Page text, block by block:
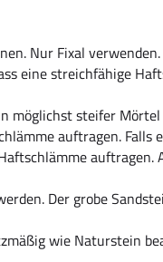
Nur Fixal verwenden.
eine streichfähige
möglichst steifer
auftragen. Falls
auftragen.
Der grobe
wie Naturstein